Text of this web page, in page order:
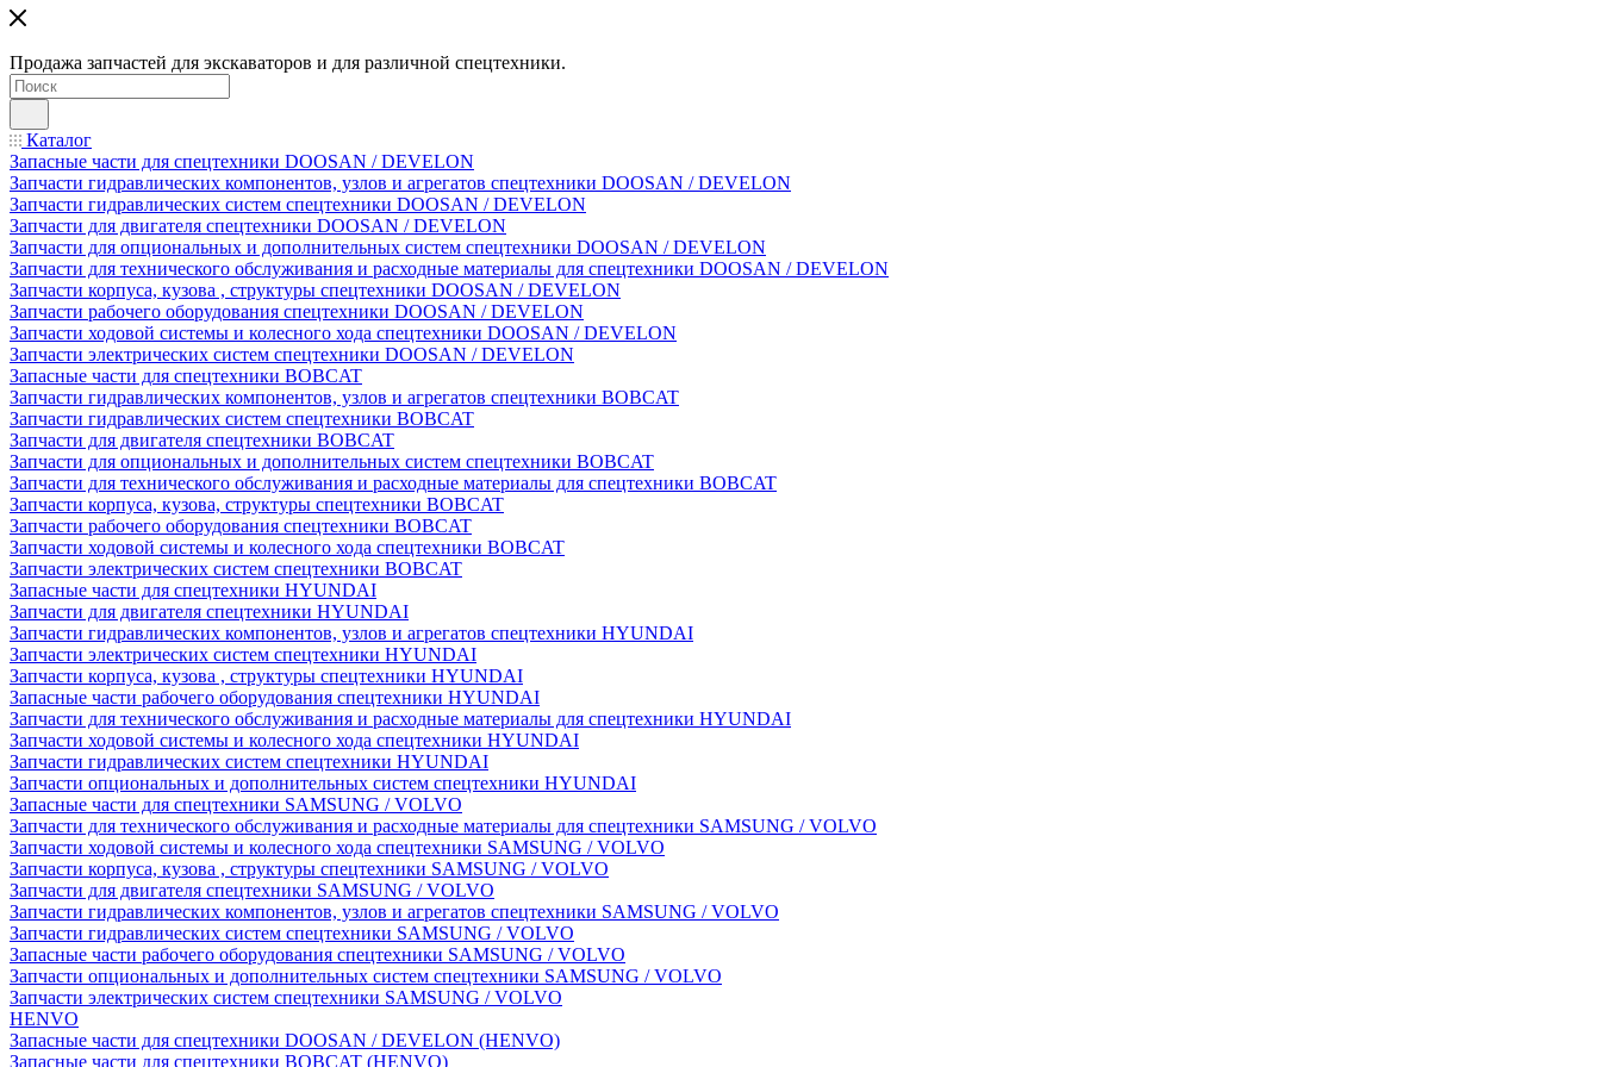
Продажа запчастей для экскаваторов и для различной спецтехники.
Каталог
Запасные части для спецтехники DOOSAN / DEVELON
Запчасти гидравлических компонентов, узлов и агрегатов спецтехники DOOSAN / DEVELON
Запчасти гидравлических систем спецтехники DOOSAN / DEVELON
Запчасти для двигателя спецтехники DOOSAN / DEVELON
Запчасти для опциональных и дополнительных систем спецтехники DOOSAN / DEVELON
Запчасти для технического обслуживания и расходные материалы для спецтехники DOOSAN / DEVELON
Запчасти корпуса, кузова , структуры спецтехники DOOSAN / DEVELON
Запчасти рабочего оборудования спецтехники DOOSAN / DEVELON
Запчасти ходовой системы и колесного хода спецтехники DOOSAN / DEVELON
Запчасти электрических систем спецтехники DOOSAN / DEVELON
Запасные части для спецтехники BOBCAT
Запчасти гидравлических компонентов, узлов и агрегатов спецтехники BOBCAT
Запчасти гидравлических систем спецтехники BOBCAT
Запчасти для двигателя спецтехники BOBCAT
Запчасти для опциональных и дополнительных систем спецтехники BOBCAT
Запчасти для технического обслуживания и расходные материалы для спецтехники BOBCAT
Запчасти корпуса, кузова, структуры спецтехники BOBCAT
Запчасти рабочего оборудования спецтехники BOBCAT
Запчасти ходовой системы и колесного хода спецтехники BOBCAT
Запчасти электрических систем спецтехники BOBCAT
Запасные части для спецтехники HYUNDAI
Запчасти для двигателя спецтехники HYUNDAI
Запчасти гидравлических компонентов, узлов и агрегатов спецтехники HYUNDAI
Запчасти электрических систем спецтехники HYUNDAI
Запчасти корпуса, кузова , структуры спецтехники HYUNDAI
Запасные части рабочего оборудования спецтехники HYUNDAI
Запчасти для технического обслуживания и расходные материалы для спецтехники HYUNDAI
Запчасти ходовой системы и колесного хода спецтехники HYUNDAI
Запчасти гидравлических систем спецтехники HYUNDAI
Запчасти опциональных и дополнительных систем спецтехники HYUNDAI
Запасные части для спецтехники SAMSUNG / VOLVO
Запчасти для технического обслуживания и расходные материалы для спецтехники SAMSUNG / VOLVO
Запчасти ходовой системы и колесного хода спецтехники SAMSUNG / VOLVO
Запчасти корпуса, кузова , структуры спецтехники SAMSUNG / VOLVO
Запчасти для двигателя спецтехники SAMSUNG / VOLVO
Запчасти гидравлических компонентов, узлов и агрегатов спецтехники SAMSUNG / VOLVO
Запчасти гидравлических систем спецтехники SAMSUNG / VOLVO
Запасные части рабочего оборудования спецтехники SAMSUNG / VOLVO
Запчасти опциональных и дополнительных систем спецтехники SAMSUNG / VOLVO
Запчасти электрических систем спецтехники SAMSUNG / VOLVO
HENVO
Запасные части для спецтехники DOOSAN / DEVELON (HENVO)
Запасные части для спецтехники BOBCAT (HENVO)